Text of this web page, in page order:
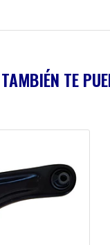
TAMBIÉN TE